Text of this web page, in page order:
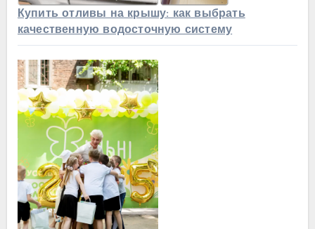
Купить отливы на крышу: как выбрать
качественную водосточную систему